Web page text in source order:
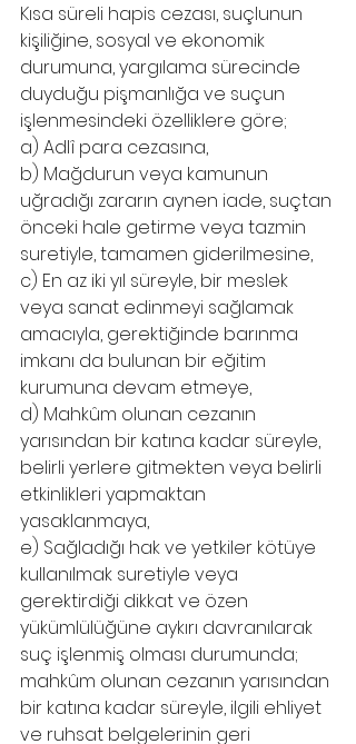
Kısa süreli hapis cezası, suçlunun
kişiliğine, sosyal ve ekonomik
durumuna, yargılama sürecinde
duyduğu pişmanlığa ve suçun
işlenmesindeki özelliklere göre;
a) Adlî para cezasına,
b) Mağdurun veya kamunun
uğradığı zararın aynen iade, suçtan
önceki hale getirme veya tazmin
suretiyle, tamamen giderilmesine,
c) En az iki yıl süreyle, bir meslek
veya sanat edinmeyi sağlamak
amacıyla, gerektiğinde barınma
imkanı da bulunan bir eğitim
kurumuna devam etmeye,
d) Mahkûm olunan cezanın
yarısından bir katına kadar süreyle,
belirli yerlere gitmekten veya belirli
etkinlikleri yapmaktan
yasaklanmaya,
e) Sağladığı hak ve yetkiler kötüye
kullanılmak suretiyle veya
gerektirdiği dikkat ve özen
yükümlülüğüne aykırı davranılarak
suç işlenmiş olması durumunda;
mahkûm olunan cezanın yarısından
bir katına kadar süreyle, ilgili ehliyet
ve ruhsat belgelerinin geri